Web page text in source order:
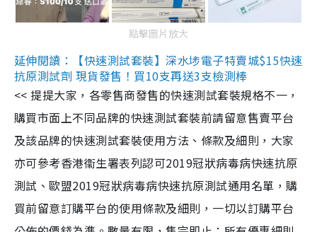
點擊圖片放大
延伸閱讀：【快速測試套裝】深水埗電子特賣城$15快速
抗原測試劑 現貨發售！買10支再送3支檢測棒
<< 提提大家，各零售商發售的快速測試套裝規格不一，
購買市面上不同品牌的快速測試套裝前請留意售賣平台
及該品牌的快速測試套裝使用方法、條款及細則，大家
亦可參考香港衞生署表列認可2019冠狀病毒病快速抗原
測試、歐盟2019冠狀病毒病快速抗原測試通用名單，購
買前留意訂購平台的使用條款及細則，一切以訂購平台